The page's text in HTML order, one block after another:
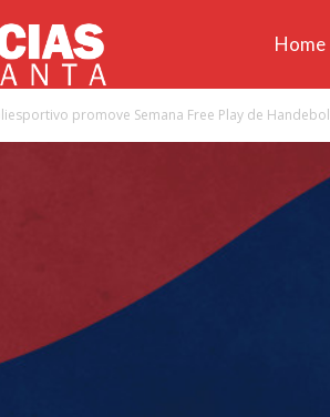
Home
promove Semana Free Play de Handebol